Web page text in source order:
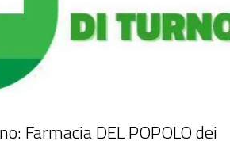
Farmacia DEL POPOLO dei